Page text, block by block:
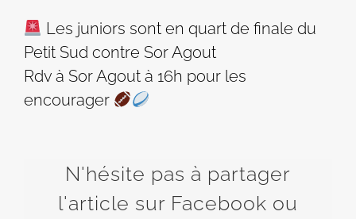
Les juniors sont en quart de finale du
Petit Sud contre Sor Agout
Rdv à Sor Agout à 16h pour les
encourager
N'hésite pas à partager
l'article sur Facebook ou